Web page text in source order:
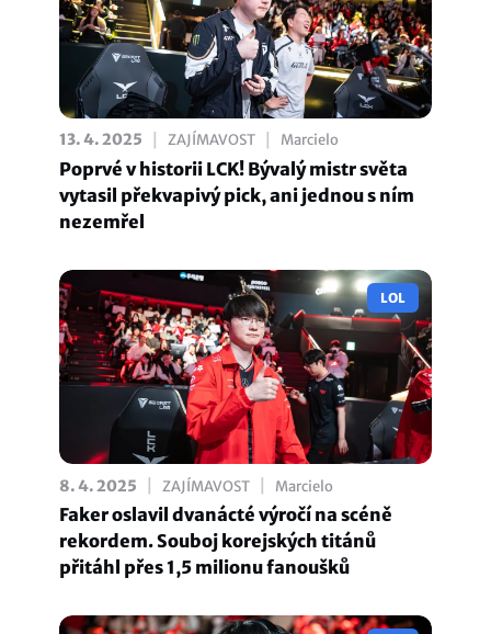
13. 4. 2025 ZAJÍMAVOST Marcielo
Poprvé v historii LCK! Bývalý mistr světa
vytasil překvapivý pick, ani jednou s ním
nezemřel
LOL
8. 4. 2025 ZAJÍMAVOST Marcielo
Faker oslavil dvanácté výročí na scéně
rekordem. Souboj korejských titánů
přitáhl přes 1,5 milionu fanoušků